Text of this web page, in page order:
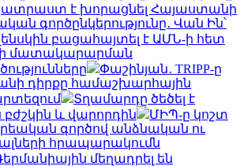
է խորացնել Հայաստանի
գործընկերությունը․ Վան Ին՝
բացահայտել է ԱՄՆ-ի հետ
մատակարարման
Փաշինյան․ TRIPP-ը
դիրքը համաշխարհային
Տղամարդը ծեծել է
և վարորդին
ՄԻՊ-ը կոշտ
գործով անձնական ու
հրապարակումն
մեղադրել են